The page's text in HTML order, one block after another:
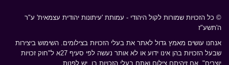
© כל הזכויות שמורות לקול היהודי - עמותת 'עיתונות יהודית עצמאית' ע"ר
ה'תשע"ז
אנחנו עושים מאמץ גדול לאתר את בעלי הזכויות בצילומים. השימוש ביצירות
שבעל הזכויות בהן אינו ידוע או לא אותר נעשה לפי סעיף 27א ל"חוק זכויות
יוצרים". אם זיהיתם צילום ואתם בעלי הזכויות בו, יש לפנות